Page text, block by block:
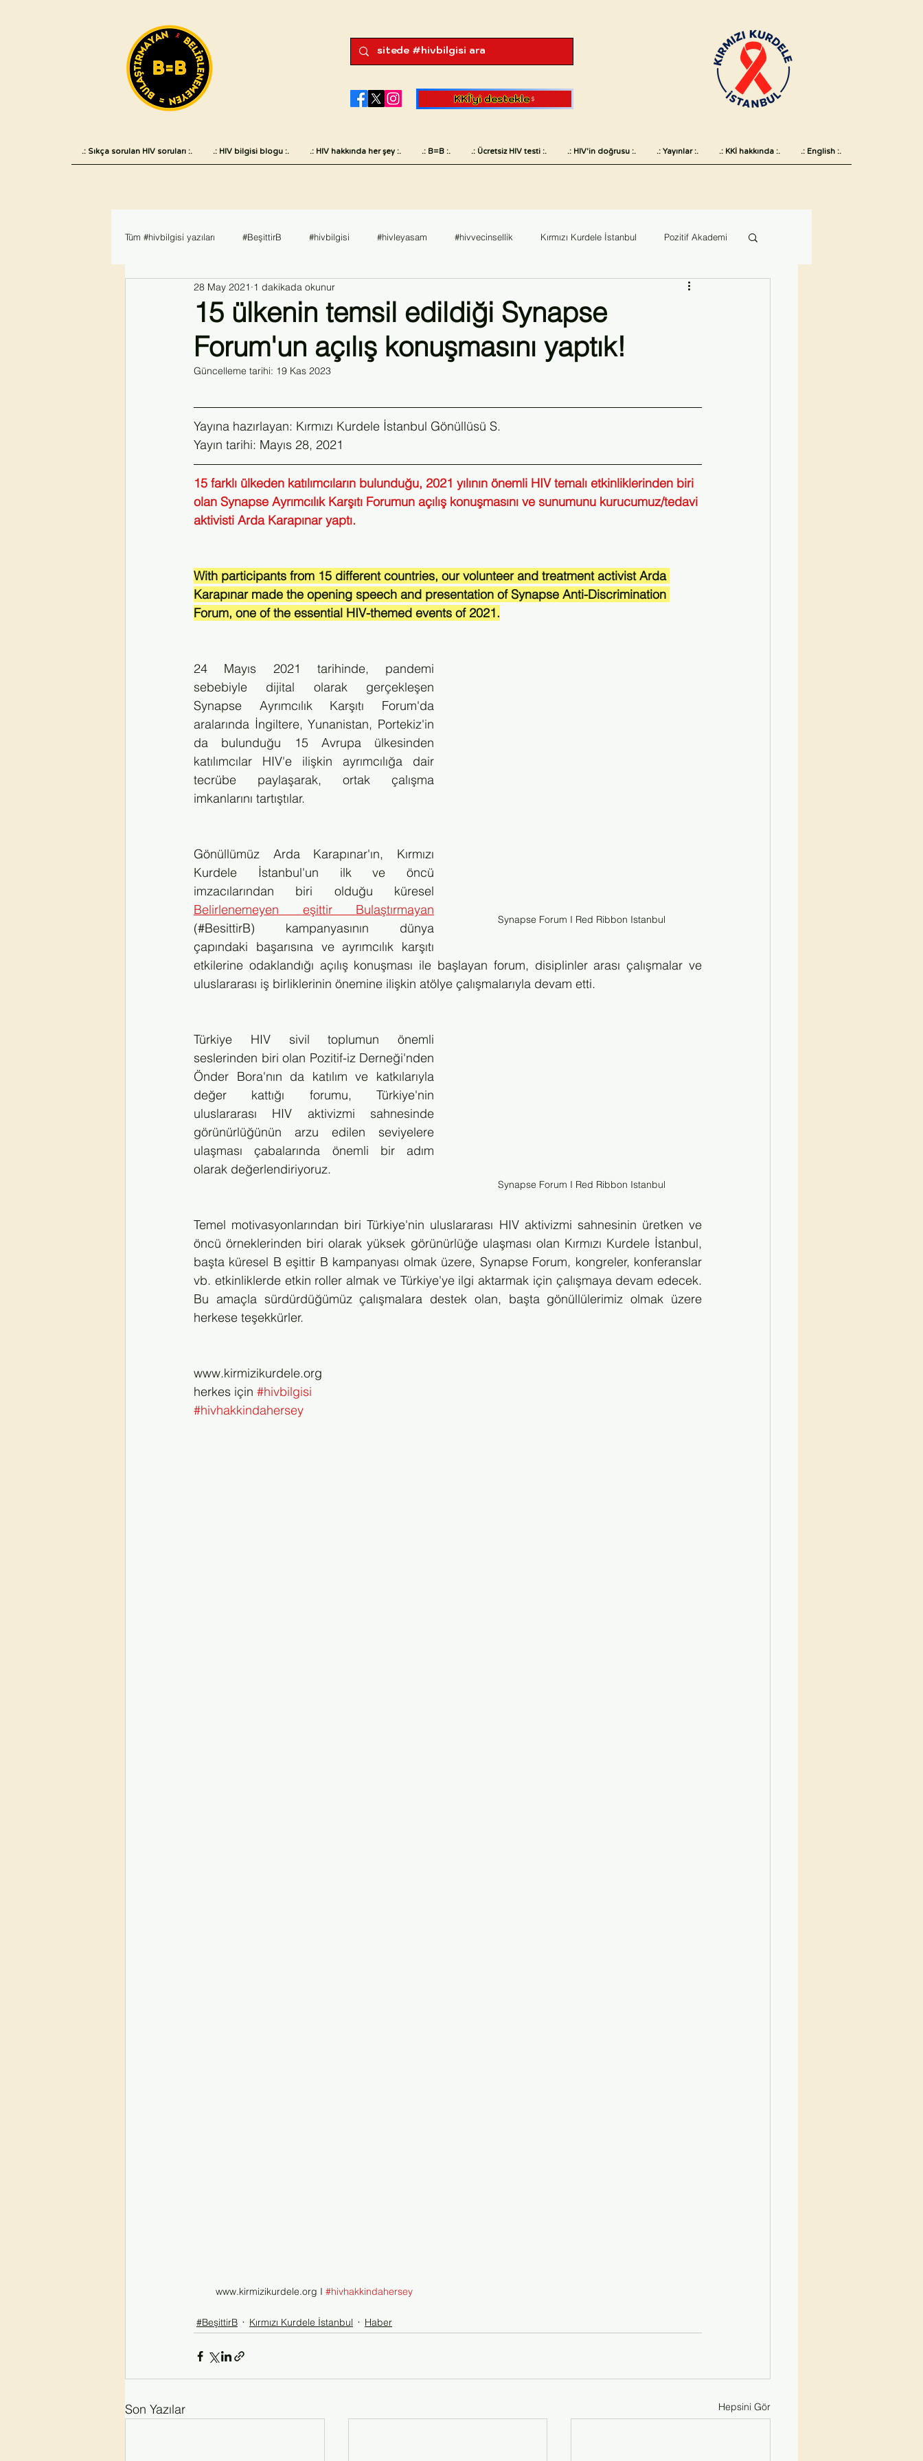
KKİ'yi destekle
.: Sıkça sorulan HIV soruları :. .: HIV bilgisi blogu :. .: HIV hakkında her şey :. .: B=B :. .: Ücretsiz HIV testi :. .: HIV'in doğrusu :. .: Yayınlar :. .: KKİ hakkında :. .: English :.
Tüm #hivbilgisi yazıları #BeşittirB #hivbilgisi #hivleyasam #hivvecinsellik Kırmızı Kurdele İstanbul Pozitif Akademi
#AIDS2018 #hivveask
#hivvekoronavirüs #coronavirus Kongre Klinik Plus Dergisi Sivil Toplum HIV Konferansı
15 ülkenin temsil edildiği Synapse
Forum'un açılış konuşmasını yaptık!
28 May 2021 1 dakikada okunur
Güncelleme tarihi: 19 Kas 2023
Yayına hazırlayan: Kırmızı Kurdele İstanbul Gönüllüsü S.
Yayın tarihi: Mayıs 28, 2021
15 farklı ülkeden katılımcıların bulunduğu, 2021 yılının önemli HIV temalı etkinliklerinden biri
olan Synapse Ayrımcılık Karşıtı Forumun açılış konuşmasını ve sunumunu kurucumuz/tedavi
aktivisti Arda Karapınar yaptı.
With participants from 15 different countries, our volunteer and treatment activist Arda
Karapınar made the opening speech and presentation of Synapse Anti-Discrimination
Forum, one of the essential HIV-themed events of 2021.
Synapse Forum I Red Ribbon Istanbul
24 Mayıs 2021 tarihinde, pandemi
sebebiyle dijital olarak gerçekleşen
Synapse Ayrımcılık Karşıtı Forum'da
aralarında İngiltere, Yunanistan, Portekiz'in
da bulunduğu 15 Avrupa ülkesinden
katılımcılar HIV'e ilişkin ayrımcılığa dair
tecrübe paylaşarak, ortak çalışma
imkanlarını tartıştılar.
Gönüllümüz Arda Karapınar'ın, Kırmızı
Kurdele İstanbul'un ilk ve öncü
Belirlenemeyen eşittir Bulaştırmayan
(#BesittirB) kampanyasının dünya
çapındaki başarısına ve ayrımcılık karşıtı
etkilerine odaklandığı açılış konuşması ile başlayan forum, disiplinler arası çalışmalar ve
uluslararası iş birliklerinin önemine ilişkin atölye çalışmalarıyla devam etti.
Synapse Forum I Red Ribbon Istanbul
Türkiye HIV sivil toplumun önemli
seslerinden biri olan Pozitif-iz Derneği'nden
Önder Bora'nın da katılım ve katkılarıyla
değer kattığı forumu, Türkiye'nin
uluslararası HIV aktivizmi sahnesinde
görünürlüğünün arzu edilen seviyelere
ulaşması çabalarında önemli bir adım
olarak değerlendiriyoruz.
Temel motivasyonlarından biri Türkiye'nin uluslararası HIV aktivizmi sahnesinin üretken ve
öncü örneklerinden biri olarak yüksek görünürlüğe ulaşması olan Kırmızı Kurdele İstanbul,
başta küresel B eşittir B kampanyası olmak üzere, Synapse Forum, kongreler, konferanslar
vb. etkinliklerde etkin roller almak ve Türkiye'ye ilgi aktarmak için çalışmaya devam edecek.
Bu amaçla sürdürdüğümüz çalışmalara destek olan, başta gönüllülerimiz olmak üzere
herkese teşekkürler.
www.kirmizikurdele.org
herkes için #hivbilgisi
#hivhakkindahersey
www.kirmizikurdele.org I #hivhakkindahersey
#BeşittirB Kırmızı Kurdele İstanbul Haber
Son Yazılar Hepsini Gör